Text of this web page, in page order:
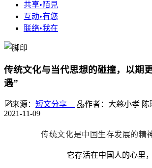
共享•陌見
互动•有您
联络•我在
传统文化与当代思想的碰撞，以期
遇”
来源： 短文分享 作者：大慈小孝
2021-11-09
传统文化是中国生存发展的精
它存活在中国人的心里，